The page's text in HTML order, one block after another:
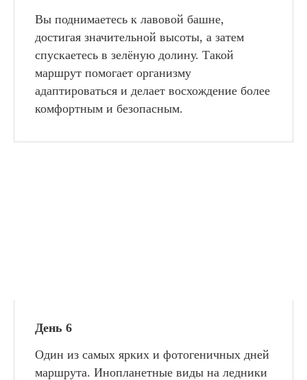
Вы поднимаетесь к лавовой башне,
достигая значительной высоты, а затем
спускаетесь в зелёную долину. Такой
маршрут помогает организму
адаптироваться и делает восхождение более
комфортным и безопасным.
День 6
Один из самых ярких и фотогеничных дней
маршрута. Инопланетные виды на ледники